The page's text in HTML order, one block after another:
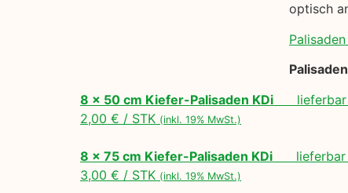
optisch
8 x 50 cm Kiefer-Palisaden KDi lieferbar
2,00 € / STK (inkl. 19% MwSt.)
8 x 75 cm Kiefer-Palisaden KDi lieferbar
3,00 € / STK (inkl. 19% MwSt.)